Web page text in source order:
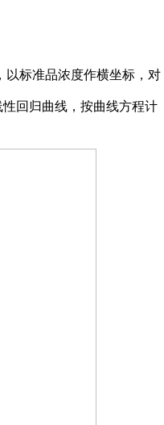
以标准品浓度作横坐标，对
回归曲线，按曲线方程计